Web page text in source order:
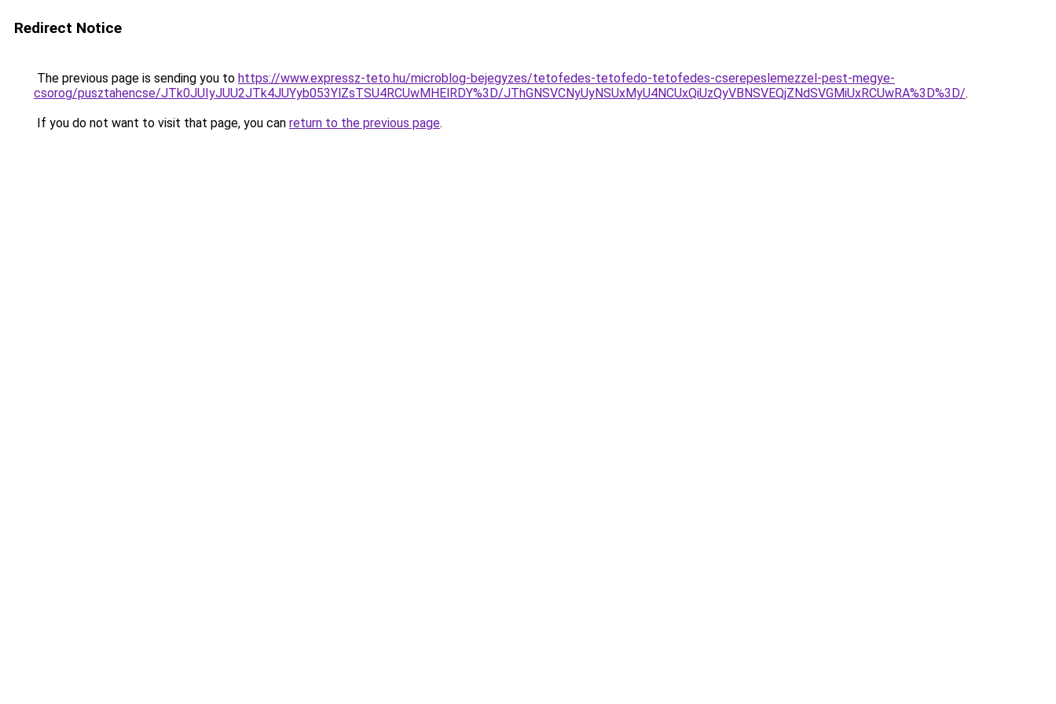
Redirect Notice
The previous page is sending you to https://www.expressz-teto.hu/microblog-bejegyzes/tetofedes-tetofedo-tetofedes-cserepeslemezzel-pest-megye-
csorog/pusztahencse/JTk0JUIyJUU2JTk4JUYyb053YlZsTSU4RCUwMHElRDY%3D/JThGNSVCNyUyNSUxMyU4NCUxQiUzQyVBNSVEQjZNdSVGMiUxRCUwRA%3D%3D/.
If you do not want to visit that page, you can return to the previous page.